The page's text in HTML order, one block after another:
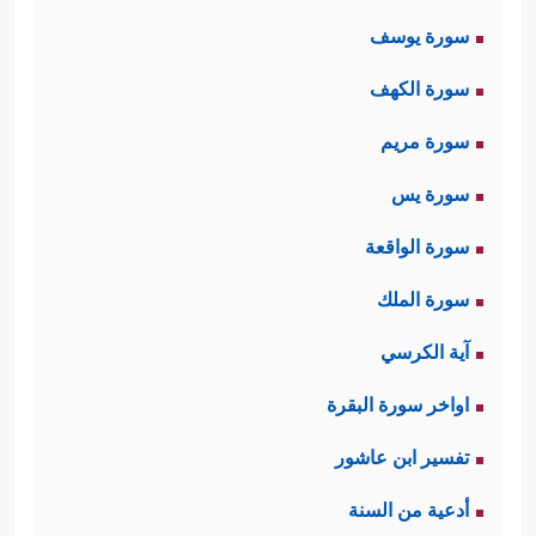
كذلك، ولم يبق أمام الإنسان إذن إلا أن
يهبط ليعبد من هو دونه؛ كالشجر
والحجر، أو يسمو نحو العلوّ متجهًا بقلبه
سورة يوسف
سورة الكهف
سورة مريم
سورة يس
سورة الواقعة
سورة الملك
آية الكرسي
اواخر سورة البقرة
تفسير ابن عاشور
أدعية من السنة